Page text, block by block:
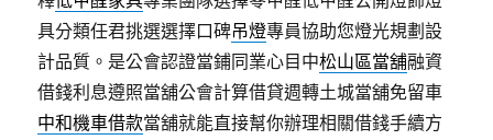
具分類任君挑選選擇口碑吊燈專員協助您燈光規劃設
計品質。是公會認證當鋪同業心目中松山區當舖融資
借錢利息遵照當舖公會計算借貸週轉土城當舖免留車
中和機車借款當舖就能直接幫你辦理相關借錢手續方